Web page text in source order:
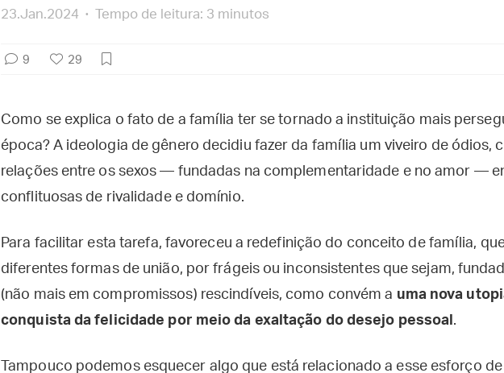
23.Jan.2024
Tempo de leitura: 3 minutos
9 29
Como se explica o fato de a família ter se tornado a instituição mais
época? A ideologia de gênero decidiu fazer da família um viveiro de ódios,
relações entre os sexos — fundadas na complementaridade e no amor —
conflituosas de rivalidade e domínio.
Para facilitar esta tarefa, favoreceu a redefinição do conceito de família,
diferentes formas de união, por frágeis ou inconsistentes que sejam,
(não mais em compromissos) rescindíveis, como convém a uma nova
conquista da felicidade por meio da exaltação do desejo pessoal .
Tampouco podemos esquecer algo que está relacionado a esse esforço